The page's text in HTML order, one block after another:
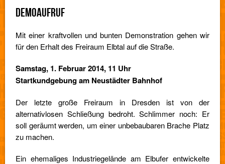
DEMOAUFRUF
Mit einer kraftvollen und bunten Demonstration gehen wir
für den Erhalt des Freiraum Elbtal auf die Straße.
Samstag, 1. Februar 2014, 11 Uhr
Startkundgebung am Neustädter Bahnhof
Der letzte große Freiraum in Dresden ist von der
alternativlosen Schließung bedroht. Schlimmer noch: Er
soll geräumt werden, um einer unbebaubaren Brache Platz
zu machen.
Ein ehemaliges Industriegelände am Elbufer entwickelte